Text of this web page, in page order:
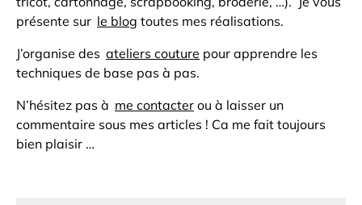
présente sur le blog toutes mes réalisations.
J’organise des ateliers couture pour apprendre les
techniques de base pas à pas.
N’hésitez pas à me contacter ou à laisser un
commentaire sous mes articles ! Ca me fait toujours
bien plaisir …